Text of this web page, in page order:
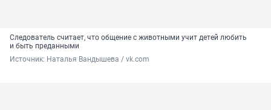
Следователь считает, что общение с животными учит детей любить
и быть преданными
Источник: Наталья Вандышева / vk.com